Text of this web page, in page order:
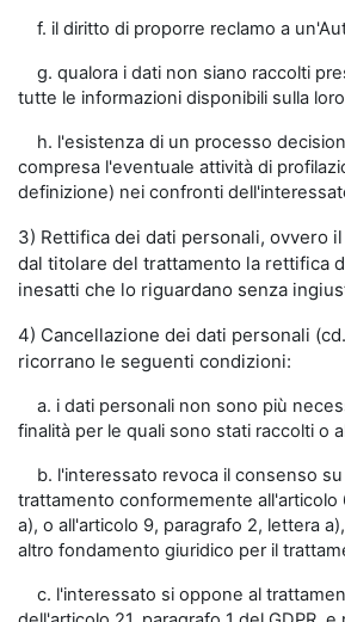
f. il diritto di proporre reclamo a
g. qualora i dati non siano raccolti
tutte le informazioni disponibili sulla
h. l'esistenza di un processo
compresa l'eventuale attività di
definizione) nei confronti
3) Rettifica dei dati personali, ovvero
dal titolare del trattamento la rettifica
inesatti che lo riguardano senza
4) Cancellazione dei dati personali
ricorrano le seguenti condizioni:
a. i dati personali non sono più
finalità per le quali sono stati raccolti o
b. l'interessato revoca il consenso su
trattamento conformemente all'articolo
a), o all'articolo 9, paragrafo 2, lettera
altro fondamento giuridico per il
c. l'interessato si oppone al